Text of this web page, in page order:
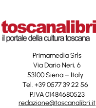
Primamedia Srls
Via Dario Neri, 6
53100 Siena – Italy
Tel. +39 0577 39 22 56
P.IVA 01484680523
redazione@toscanalibri.it